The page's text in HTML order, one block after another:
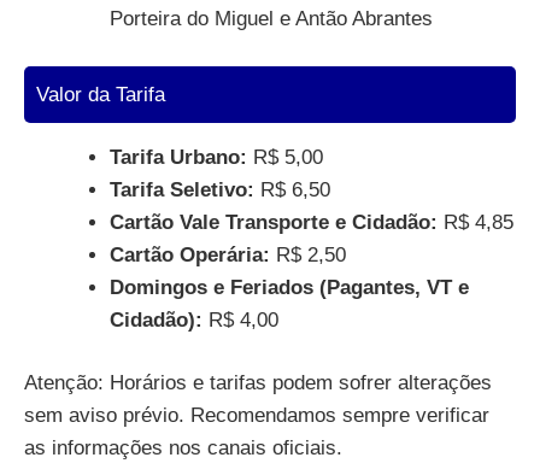
Porteira do Miguel e Antão Abrantes
Valor da Tarifa
Tarifa Urbano: R$ 5,00
Tarifa Seletivo: R$ 6,50
Cartão Vale Transporte e Cidadão: R$ 4,85
Cartão Operária: R$ 2,50
Domingos e Feriados (Pagantes, VT e
Cidadão): R$ 4,00
Atenção: Horários e tarifas podem sofrer alterações
sem aviso prévio. Recomendamos sempre verificar
as informações nos canais oficiais.